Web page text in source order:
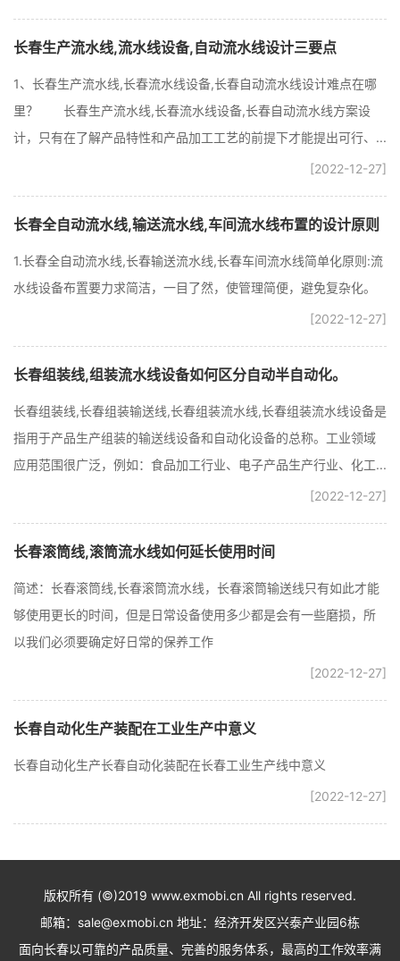
长春生产流水线,流水线设备,自动流水线设计三要点
1、长春生产流水线,长春流水线设备,长春自动流水线设计难点在哪
里？ 长春生产流水线,长春流水线设备,长春自动流水线方案设
计，只有在了解产品特性和产品加工工艺的前提下才能提出可行、...
[2022-12-27]
长春全自动流水线,输送流水线,车间流水线布置的设计原则
1.长春全自动流水线,长春输送流水线,长春车间流水线简单化原则:流
水线设备布置要力求简洁，一目了然，使管理简便，避免复杂化。
[2022-12-27]
长春组装线,组装流水线设备如何区分自动半自动化。
长春组装线,长春组装输送线,长春组装流水线,长春组装流水线设备是
指用于产品生产组装的输送线设备和自动化设备的总称。工业领域
应用范围很广泛，例如：食品加工行业、电子产品生产行业、化工...
[2022-12-27]
长春滚筒线,滚筒流水线如何延长使用时间
简述：长春滚筒线,长春滚筒流水线，长春滚筒输送线只有如此才能
够使用更长的时间，但是日常设备使用多少都是会有一些磨损，所
以我们必须要确定好日常的保养工作
[2022-12-27]
长春自动化生产装配在工业生产中意义
长春自动化生产长春自动化装配在长春工业生产线中意义
[2022-12-27]
版权所有 (©)2019 www.exmobi.cn All rights reserved.
邮箱：sale@exmobi.cn 地址：经济开发区兴泰产业园6栋
面向长春以可靠的产品质量、完善的服务体系，最高的工作效率满